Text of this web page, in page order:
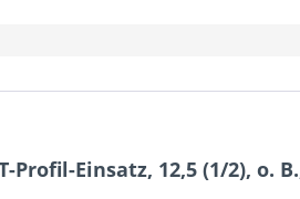
Einsatz, 12,5 (1/2), o.